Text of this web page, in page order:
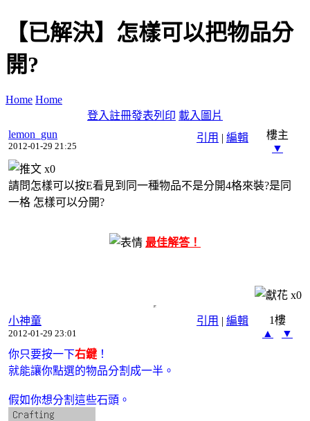
【已解決】怎樣可以把物品分
開?
Home Home
登入註冊發表列印 載入圖片
引用 | 編輯
lemon_gun
2012-01-29 21:25
樓主
▼
x0
請問怎樣可以按E看見到同一種物品不是分開4格來裝?是同
一格 怎樣可以分開?
最佳解答！
x0
引用 | 編輯
小神童
2012-01-29 23:01
1樓
▲
▼
你只要按一下右鍵 ！
就能讓你點選的物品分割成一半。
假如你想分割這些石頭。